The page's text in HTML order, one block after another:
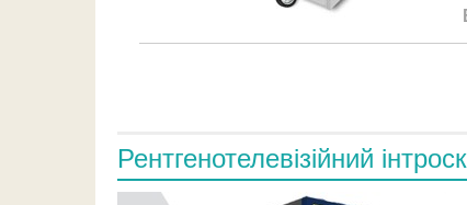
Рентгенотелевізійний